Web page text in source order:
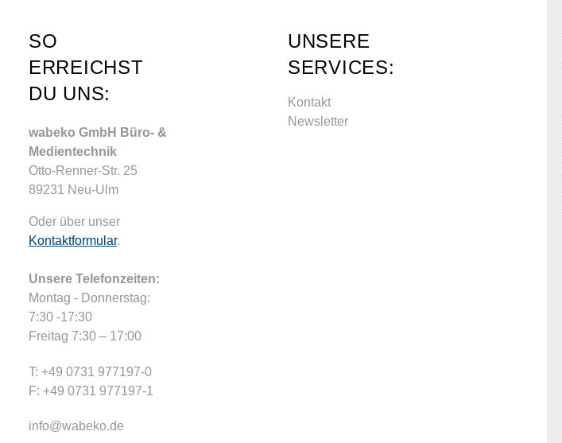
SO
ERREICHST
DU UNS:
wabeko GmbH Büro- &
Medientechnik
Otto-Renner-Str. 25
89231 Neu-Ulm
Oder über unser
Kontaktformular.
Unsere Telefonzeiten:
Montag - Donnerstag:
7:30 -17:30
Freitag 7:30 – 17:00
T: +49 0731 977197-0
F: +49 0731 977197-1
info@wabeko.de
UNSERE
SERVICES:
Kontakt
Newsletter